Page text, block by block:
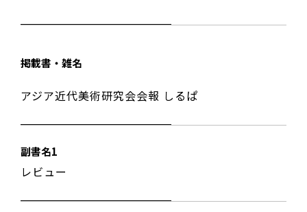
掲載書・雑名
アジア近代美術研究会会報 しるぱ
副書名1
レビュー